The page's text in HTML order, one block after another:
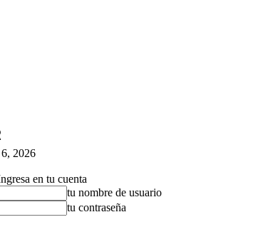
2026
en tu cuenta
tu nombre de usuario
tu contraseña